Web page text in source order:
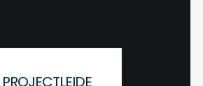
PROJECTLEIDE